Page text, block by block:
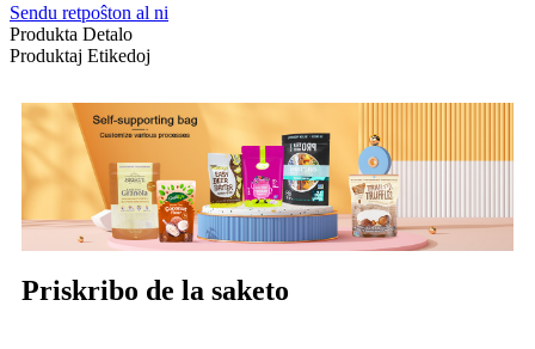
Sendu retpoŝton al ni
Produkta Detalo
Produktaj Etikedoj
Priskribo de la saketo